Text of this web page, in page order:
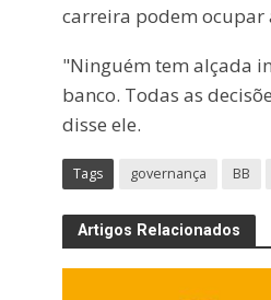
carreira podem ocupar
"Ninguém tem alçada
banco. Todas as
disse ele.
Tags governança BB
Artigos Relacionados